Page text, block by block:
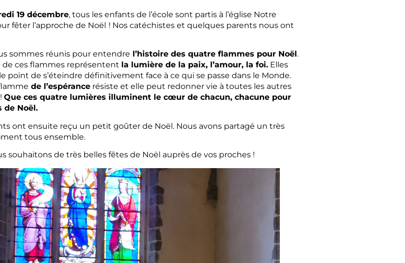
19 décembre, tous les enfants de l’école sont partis à l’église Notre
fêter l’approche de Noël ! Nos catéchistes et quelques parents nous ont
sommes réunis pour entendre l’histoire des quatre flammes pour Noël.
de ces flammes représentent la lumière de la paix, l’amour, la foi.Elles
point de s’éteindre définitivement face à ce qui se passe dans le Monde.
de l’espérancerésiste et elle peut redonner vie à toutes les autres
Que ces quatre lumières illuminent le cœur de chacun, chacune pour
de Noël.
ont ensuite reçu un petit goûter de Noël. Nous avons partagé un très
tous ensemble.
souhaitons de très belles fêtes de Noël auprès de vos proches !